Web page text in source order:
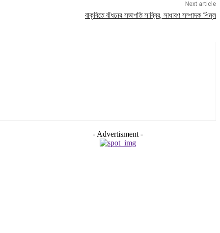
Next article
বাকৃবিতে বাঁধনের সভাপতি সাব্বির, সাধারণ সম্পাদক শিমুল
- Advertisment -